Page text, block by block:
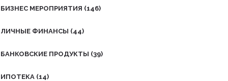
БИЗНЕС МЕРОПРИЯТИЯ (146)
ЛИЧНЫЕ ФИНАНСЫ (44)
БАНКОВСКИЕ ПРОДУКТЫ (39)
ИПОТЕКА (14)